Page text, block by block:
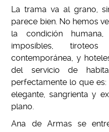
La trama va al grano,
parece bien. No hemos
la condición
imposibles,
contemporánea, y
del servicio de
perfectamente lo que
elegante, sangrienta y
plano.
Ana de Armas se